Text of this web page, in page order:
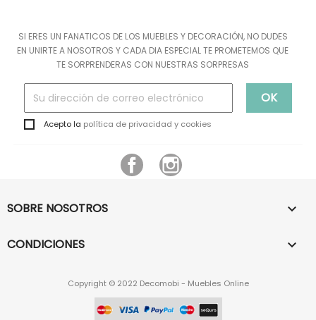
SI ERES UN FANATICOS DE LOS MUEBLES Y DECORACIÓN, NO DUDES
EN UNIRTE A NOSOTROS Y CADA DIA ESPECIAL TE PROMETEMOS QUE
TE SORPRENDERAS CON NUESTRAS SORPRESAS
Acepto la política de privacidad y cookies
Facebook
SOBRE NOSOTROS 
CONDICIONES 
Copyright © 2022 Decomobi - Muebles Online